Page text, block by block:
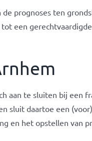
prognoses ten
een
aan te sluiten bij een
sluit daartoe een
en het opstellen van